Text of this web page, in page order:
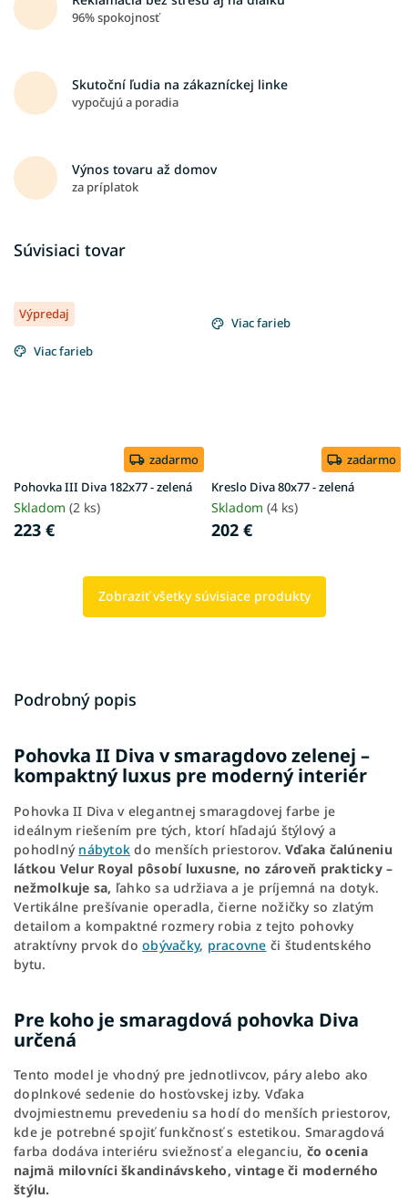
96% spokojnosť
Skutoční ľudia na zákazníckej linke
vypočujú a poradia
Výnos tovaru až domov
za príplatok
Súvisiaci tovar
Výpredaj
Viac farieb
zadarmo
Pohovka III Diva 182x77 - zelená
Skladom (2 ks)
223 €
Viac farieb
zadarmo
Kreslo Diva 80x77 - zelená
Skladom (4 ks)
202 €
Zobraziť všetky súvisiace produkty
Podrobný popis
Pohovka II Diva v smaragdovo zelenej –
kompaktný luxus pre moderný interiér
Pohovka II Diva v elegantnej smaragdovej farbe je
ideálnym riešením pre tých, ktorí hľadajú štýlový a
pohodlný nábytok do menších priestorov. Vďaka čalúneniu
látkou Velur Royal pôsobí luxusne, no zároveň prakticky –
nežmolkuje sa, ľahko sa udržiava a je príjemná na dotyk.
Vertikálne prešívanie operadla, čierne nožičky so zlatým
detailom a kompaktné rozmery robia z tejto pohovky
atraktívny prvok do obývačky, pracovne či študentského
bytu.
Pre koho je smaragdová pohovka Diva
určená
Tento model je vhodný pre jednotlivcov, páry alebo ako
doplnkové sedenie do hosťovskej izby. Vďaka
dvojmiestnemu prevedeniu sa hodí do menších priestorov,
kde je potrebné spojiť funkčnosť s estetikou. Smaragdová
farba dodáva interiéru sviežnosť a eleganciu, čo ocenia
najmä milovníci škandinávskeho, vintage či moderného
štýlu.